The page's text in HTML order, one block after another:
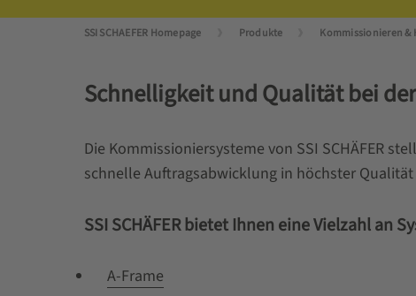
SSI SCHAEFER Homepage Produkte Kommissionieren &
Schnelligkeit und Qualität bei
Die Kommissioniersysteme von SSI SCHÄFER
schnelle Auftragsabwicklung in höchster
SSI SCHÄFER bietet Ihnen eine Vielzahl
A-Frame